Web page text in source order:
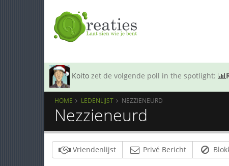
Koito zet de volgende poll in the spotlight:
HOME LEDENLIJST NEZZIENEURD
Nezzieneurd
Vriendenlijst Privé Bericht